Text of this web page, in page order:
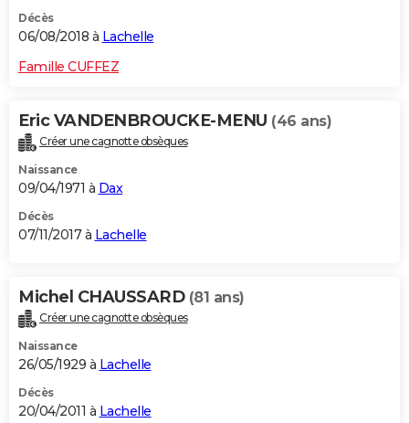
Décès
06/08/2018 à Lachelle
Famille CUFFEZ
Eric VANDENBROUCKE-MENU (46 ans)
Créer une cagnotte obsèques
Naissance
09/04/1971 à Dax
Décès
07/11/2017 à Lachelle
Michel CHAUSSARD (81 ans)
Créer une cagnotte obsèques
Naissance
26/05/1929 à Lachelle
Décès
20/04/2011 à Lachelle